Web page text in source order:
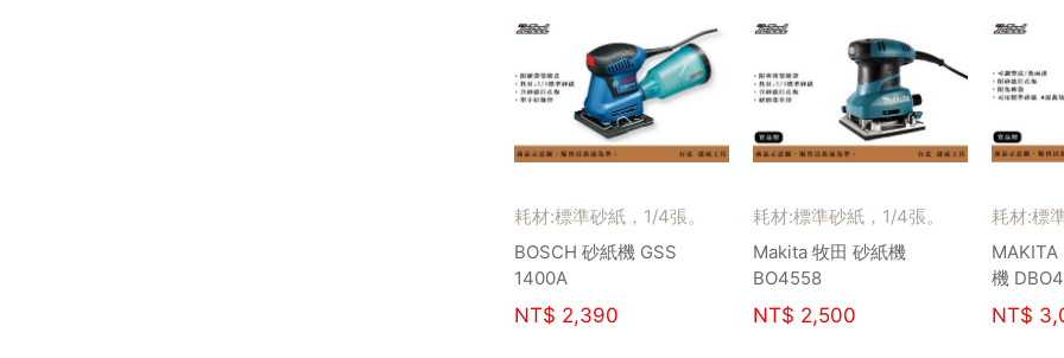
耗材:標準砂紙，1/4張。
BOSCH 砂紙機 GSS
1400A
NT$ 2,390
耗材:標準砂紙，1/4張。
Makita 牧田 砂紙機
BO4558
NT$ 2,500
耗材:標
MAKITA
機
NT$